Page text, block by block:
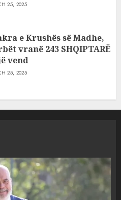
25, 2025
e Krushës së Madhe,
vranë 243 SHQIPTARË
vend
25, 2025